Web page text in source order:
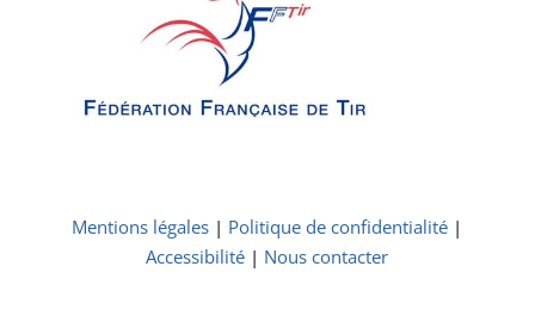
Mentions légales | Politique de confidentialité |
Accessibilité | Nous contacter